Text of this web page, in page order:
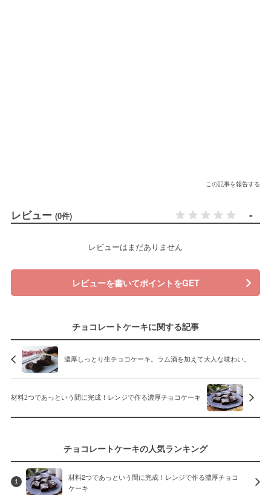
この記事を報告する
レビュー (0件) -
レビューはまだありません
レビューを書いてポイントをGET
チョコレートケーキに関する記事
濃厚しっとり生チョコケーキ。ラム酒を加えて大人な味わい。
材料2つであっという間に完成！レンジで作る濃厚チョコケーキ
チョコレートケーキの人気ランキング
1
材料2つであっという間に完成！レンジで作る濃厚チョコ
ケーキ